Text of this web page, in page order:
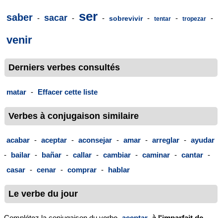
saber - sacar - ser - sobrevivir - tentar - tropezar -
venir
Derniers verbes consultés
matar - Effacer cette liste
Verbes à conjugaison similaire
acabar - aceptar - aconsejar - amar - arreglar - ayudar
- bailar - bañar - callar - cambiar - caminar - cantar -
casar - cenar - comprar - hablar
Le verbe du jour